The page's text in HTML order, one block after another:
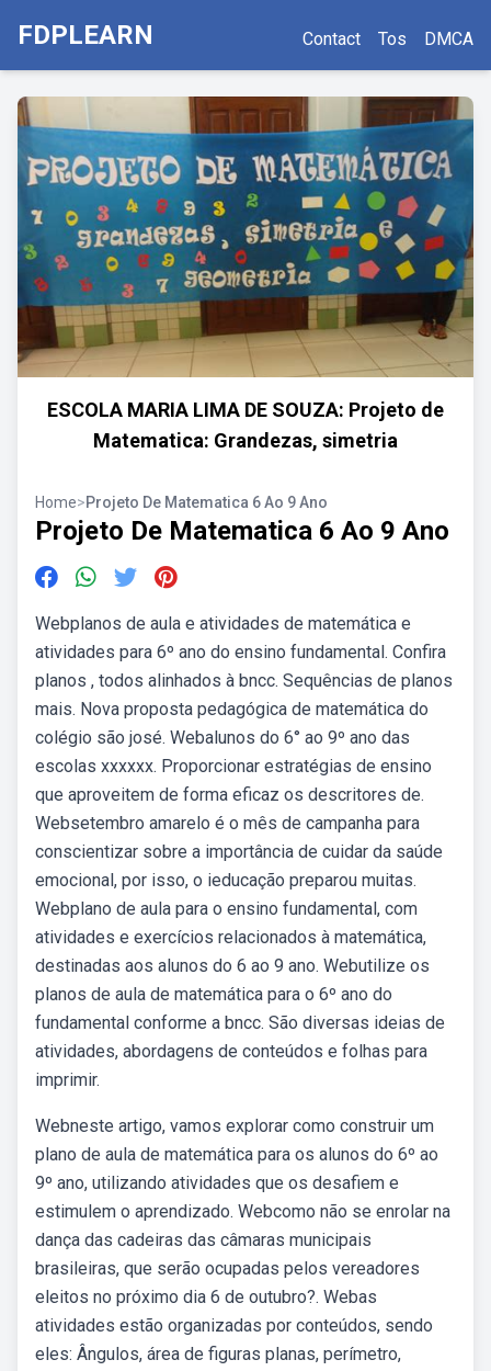
FDPLEARN Contact Tos DMCA
ESCOLA MARIA LIMA DE SOUZA: Projeto de
Matematica: Grandezas, simetria
Home>Projeto De Matematica 6 Ao 9 Ano
Projeto De Matematica 6 Ao 9 Ano
Webplanos de aula e atividades de matemática e
atividades para 6º ano do ensino fundamental. Confira
planos , todos alinhados à bncc. Sequências de planos
mais. Nova proposta pedagógica de matemática do
colégio são josé. Webalunos do 6° ao 9º ano das
escolas xxxxxx. Proporcionar estratégias de ensino
que aproveitem de forma eficaz os descritores de.
Websetembro amarelo é o mês de campanha para
conscientizar sobre a importância de cuidar da saúde
emocional, por isso, o ieducação preparou muitas.
Webplano de aula para o ensino fundamental, com
atividades e exercícios relacionados à matemática,
destinadas aos alunos do 6 ao 9 ano. Webutilize os
planos de aula de matemática para o 6º ano do
fundamental conforme a bncc. São diversas ideias de
atividades, abordagens de conteúdos e folhas para
imprimir.
Webneste artigo, vamos explorar como construir um
plano de aula de matemática para os alunos do 6º ao
9º ano, utilizando atividades que os desafiem e
estimulem o aprendizado. Webcomo não se enrolar na
dança das cadeiras das câmaras municipais
brasileiras, que serão ocupadas pelos vereadores
eleitos no próximo dia 6 de outubro?. Webas
atividades estão organizadas por conteúdos, sendo
eles: Ângulos, área de figuras planas, perímetro,